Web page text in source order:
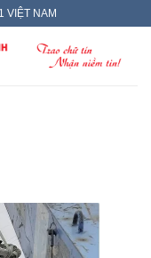
VIỆT NAM